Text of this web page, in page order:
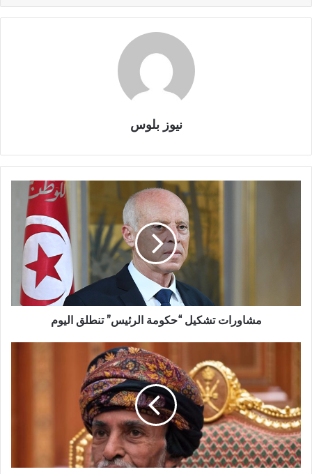
نيوز بلوس
مشاورات تشكيل “حكومة الرئيس” تنطلق اليوم